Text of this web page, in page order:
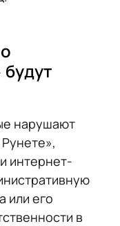
нарушают
интернет-
или его
в